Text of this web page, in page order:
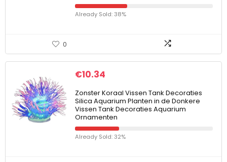
Already Sold: 38%
0
€10.34
Zonster Koraal Vissen Tank Decoraties
Silica Aquarium Planten in de Donkere
Vissen Tank Decoraties Aquarium
Ornamenten
Already Sold: 32%